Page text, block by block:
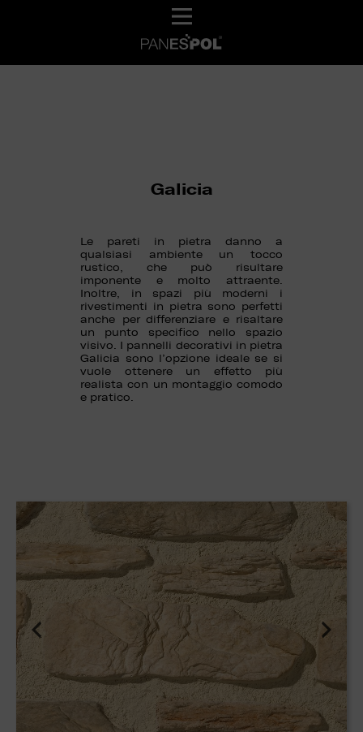
Galicia
Le pareti in pietra danno a
qualsiasi ambiente un tocco
rustico, che può risultare
imponente e molto attraente.
Inoltre, in spazi più moderni i
rivestimenti in pietra sono perfetti
anche per differenziare e risaltare
un punto specifico nello spazio
visivo. I pannelli decorativi in pietra
Galicia sono l’opzione ideale se si
vuole ottenere un effetto più
realista con un montaggio comodo
e pratico.